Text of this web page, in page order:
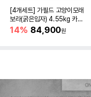
[4개세트] 가필드 고양이모래
보라(굵은입자) 4.55kg 카사
바모래
14% 84,900원